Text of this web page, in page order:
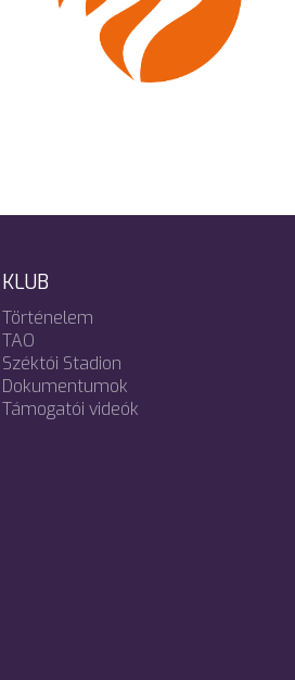
KLUB
Történelem
TAO
Széktói Stadion
Dokumentumok
Támogatói videók